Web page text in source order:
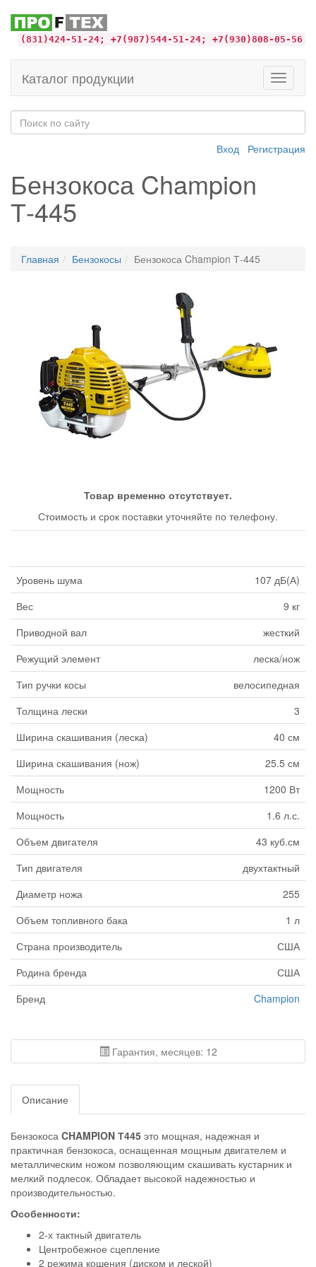
(831)424-51-24; +7(987)544-51-24; +7(930)808-05-56
Toggle
Каталог продукции
Вход Регистрация
Бензокоса Champion
Т-445
Главная Бензокосы Бензокоса Champion Т-445
Товар временно отсутствует.
Стоимость и срок поставки уточняйте по телефону.
Уровень шума
107 дБ(А)
Вес
9 кг
Приводной вал
жесткий
Режущий элемент
леска/нож
Тип ручки косы
велосипедная
Толщина лески
3
Ширина скашивания (леска)
40 см
Ширина скашивания (нож)
25.5 см
Мощность
1200 Вт
Мощность
1.6 л.с.
Объем двигателя
43 куб.см
Тип двигателя
двухтактный
Диаметр ножа
255
Объем топливного бака
1 л
Страна производитель
США
Родина бренда
США
Бренд
Champion
Гарантия, месяцев: 12
Описание
Бензокоса CHAMPION Т445 это мощная, надежная и
практичная бензокоса, оснащенная мощным двигателем и
металлическим ножом позволяющим скашивать кустарник и
мелкий подлесок. Обладает высокой надежностью и
производительностью.
Особенности:
2-х тактный двигатель
Центробежное сцепление
2 режима кошения (диском и леской)